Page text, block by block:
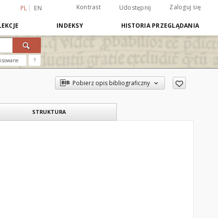
PL EN Kontrast Udostępnij Zaloguj się
INDEKSY HISTORIA PRZEGLĄDANIA
?
Pobierz opis bibliograficzny
STRUKTURA